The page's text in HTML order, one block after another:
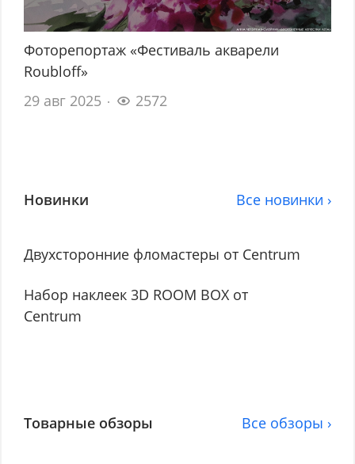
Фоторепортаж «Фестиваль акварели
Roubloff»
29 авг 2025
2572
Новинки Все новинки ›
Двухсторонние фломастеры от Centrum
Набор наклеек 3D ROOM BOX от
Centrum
Товарные обзоры Все обзоры ›